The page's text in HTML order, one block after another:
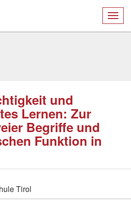
und
Lernen: Zur
Begriffe und
Funktion in
Tirol